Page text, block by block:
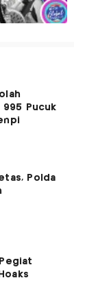
995 Pucuk
Polda